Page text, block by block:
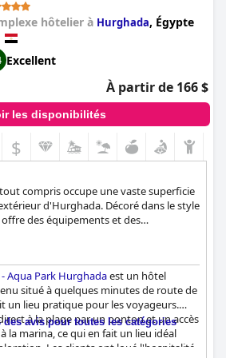
hôtelier à Hurghada, Égypte
Excellent
À partir de 166 $
les disponibilités
$
compris occupe une vaste superficie
d'Hurghada. Décoré dans le style
des équipements et des
Aqua Park Hurghadaest un hôtel
situé à quelques minutes de route de
un lieu pratique pour les voyageurs.
à la plage par un ponton et un accès
la marina, ce qui en fait un lieu idéal
Les clients ont loué l'hospitalité
avis pour toutes les catégories